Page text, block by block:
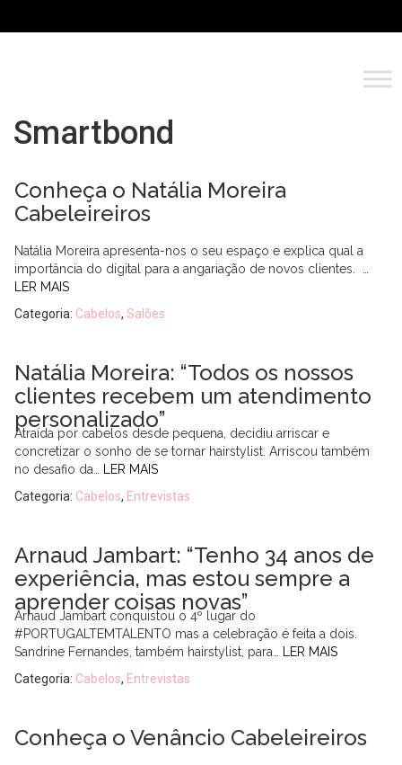
Smartbond
Conheça o Natália Moreira
Cabeleireiros
Natália Moreira apresenta-nos o seu espaço e explica qual a
importância do digital para a angariação de novos clientes. …
LER MAIS
Categoria: Cabelos, Salões
Natália Moreira: “Todos os nossos
clientes recebem um atendimento
personalizado”
Atraída por cabelos desde pequena, decidiu arriscar e
concretizar o sonho de se tornar hairstylist. Arriscou também
no desafio da…
LER MAIS
Categoria: Cabelos, Entrevistas
Arnaud Jambart: “Tenho 34 anos de
experiência, mas estou sempre a
aprender coisas novas”
Arnaud Jambart conquistou o 4º lugar do
#PORTUGALTEMTALENTO mas a celebração é feita a dois.
Sandrine Fernandes, também hairstylist, para…
LER MAIS
Categoria: Cabelos, Entrevistas
Conheça o Venâncio Cabeleireiros